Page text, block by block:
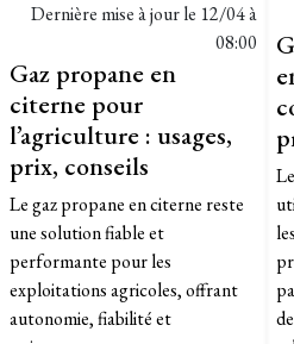
Dernière mise à jour le 12/04 à
08:00
Gaz propane en
citerne pour
l’agriculture : usages,
prix, conseils
Le gaz propane en citerne reste
une solution fiable et
performante pour les
exploitations agricoles, offrant
autonomie, fiabilité et